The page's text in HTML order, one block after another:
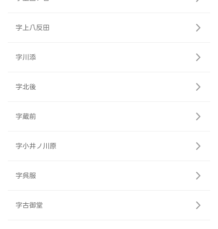
字上八反田
字川添
字北後
字蔵前
字小井ノ川原
字呉服
字古御堂